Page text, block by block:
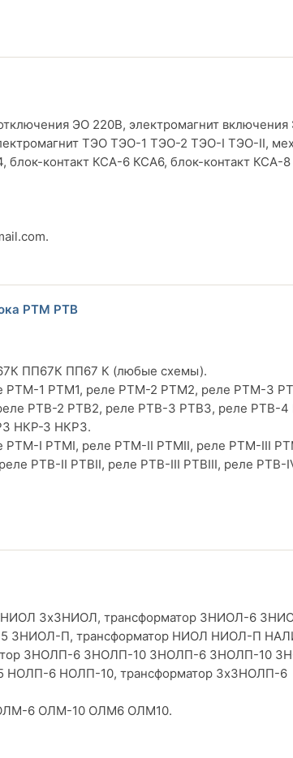
ЭО 220В, электромагнит включения
ТЭО ТЭО-1 ТЭО-2 ТЭО-I ТЭО-II,
контакт КСА-6 КСА6, блок-контакт КСА-
.
РТМ РТВ
ПП67К ПП67 К (любые схемы).
РТМ-1 РТМ1, реле РТМ-2 РТМ2, реле РТМ-3
РТВ-2 РТВ2, реле РТВ-3 РТВ3, реле РТВ-4
НКР-З НКРЗ.
РТМ-I РТМI, реле РТМ-II РТМII, реле РТМ-III
РТВ-II РТВII, реле РТВ-III РТВIII, реле РТВ-
3х3НИОЛ, трансформатор ЗНИОЛ-6
ЗНИОЛ-П, трансформатор НИОЛ НИОЛ-П
ЗНОЛП-6 ЗНОЛП-10 3НОЛП-6 3НОЛП-10
6 НОЛП-10, трансформатор 3хЗНОЛП-6
6 ОЛМ-10 ОЛМ6 ОЛМ10.